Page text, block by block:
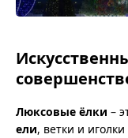
Люксовые ёлки –
ели, ветки и